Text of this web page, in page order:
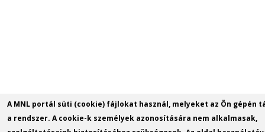
A MNL portál süti (cookie) fájlokat használ, melyeket az Ön gépén
a rendszer. A cookie-k személyek azonosítására nem alkalmasak,